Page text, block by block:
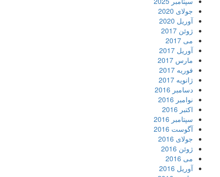
جولای 2020
آوریل 2020
ژوئن 2017
می 2017
آوریل 2017
مارس 2017
فوریه 2017
ژانویه 2017
دسامبر 2016
نوامبر 2016
اکتبر 2016
سپتامبر 2016
آگوست 2016
جولای 2016
ژوئن 2016
می 2016
آوریل 2016